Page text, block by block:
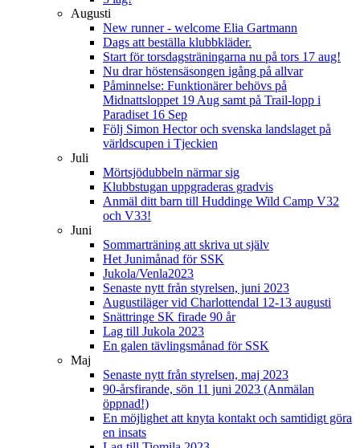
Augusti
New runner - welcome Elia Gartmann
Dags att beställa klubbkläder.
Start för torsdagsträningarna nu på tors 17 aug!
Nu drar höstensäsongen igång på allvar
Påminnelse: Funktionärer behövs på
Midnattsloppet 19 Aug samt på Trail-lopp i
Paradiset 16 Sep
Följ Simon Hector och svenska landslaget på
världscupen i Tjeckien
Juli
Mörtsjödubbeln närmar sig
Klubbstugan uppgraderas gradvis
Anmäl ditt barn till Huddinge Wild Camp V32
och V33!
Juni
Sommarträning att skriva ut själv
Het Junimånad för SSK
Jukola/Venla2023
Senaste nytt från styrelsen, juni 2023
Augustiläger vid Charlottendal 12-13 augusti
Snättringe SK firade 90 år
Lag till Jukola 2023
En galen tävlingsmånad för SSK
Maj
Senaste nytt från styrelsen, maj 2023
90-årsfirande, sön 11 juni 2023 (Anmälan
öppnad!)
En möjlighet att knyta kontakt och samtidigt göra
en insats